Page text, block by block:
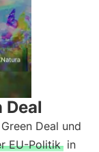
Deal
Deal und
EU-Politik in